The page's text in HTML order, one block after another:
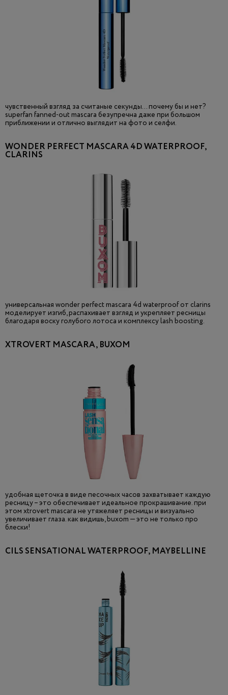
чувственный взгляд за считаные секунды... почему бы и нет?
superfan fanned-out mascara безупречна даже при большом
приближении и отлично выглядит на фото и селфи.
WONDER PERFECT MASCARA 4D WATERPROOF,
CLARINS
универсальная wonder perfect mascara 4d waterproof от clarins
моделирует изгиб, распахивает взгляд и укрепляет ресницы
благодаря воску голубого лотоса и комплексу lash boosting.
XTROVERT MASCARA, BUXOM
удобная щеточка в виде песочных часов захватывает каждую
ресницу – это обеспечивает идеальное прокрашивание. при
этом xtrovert mascara не утяжеляет ресницы и визуально
увеличивает глаза. как видишь, buxom — это не только про
блески!
CILS SENSATIONAL WATERPROOF, MAYBELLINE